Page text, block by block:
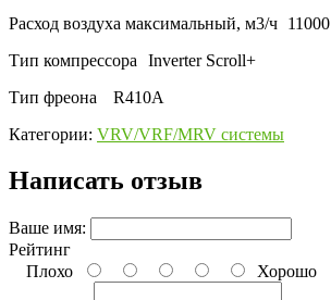
Расход воздуха максимальный, м3/ч 11000
Тип компрессора
Inverter Scroll+
Тип фреона
R410A
Категории: VRV/VRF/MRV системы
Написать отзыв
Ваше имя:
Рейтинг
Плохо
Хорошо